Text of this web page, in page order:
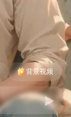
背景视频